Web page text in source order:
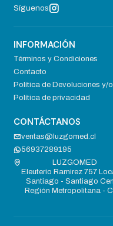
Síguenos
INFORMACIÓN
Términos y Condiciones
Contacto
Política de Devoluciones y/
Política de privacidad
CONTÁCTANOS
ventas@luzgomed.cl
56937289195
LUZGOMED
Eleuterio Ramirez 757
Santiago - Santiago
Región Metropolitana -